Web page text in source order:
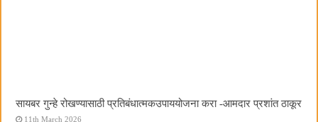
सायबर गुन्हे रोखण्यासाठी प्रतिबंधात्मकउपाययोजना करा -आमदार प्रशांत ठाकूर
11th March 2026